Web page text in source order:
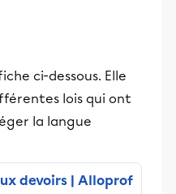
ci-dessous. Elle
lois qui ont
la langue
devoirs | Alloprof